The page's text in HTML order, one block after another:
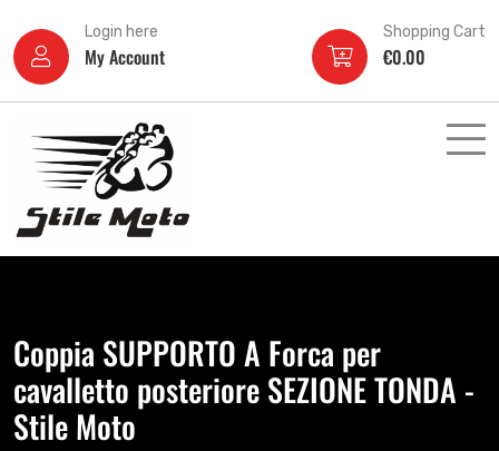
Login here
My Account
Shopping Cart
€0.00
Coppia SUPPORTO A Forca per
cavalletto posteriore SEZIONE TONDA -
Stile Moto